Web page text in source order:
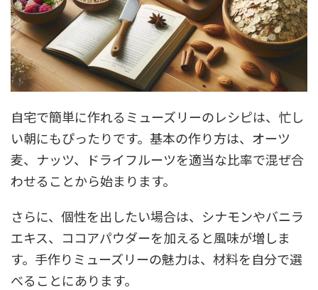
自宅で簡単に作れるミューズリーのレシピは、忙し
い朝にもぴったりです。基本の作り方は、オーツ
麦、ナッツ、ドライフルーツを適当な比率で混ぜ合
わせることから始まります。
さらに、個性を出したい場合は、シナモンやバニラ
エキス、ココアパウダーを加えると風味が増しま
す。手作りミューズリーの魅力は、材料を自分で選
べることにあります。